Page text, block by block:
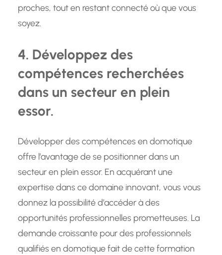
proches, tout en restant connecté où que vous
soyez.
4. Développez des
compétences recherchées
dans un secteur en plein
essor.
Développer des compétences en domotique
offre l’avantage de se positionner dans un
secteur en plein essor. En acquérant une
expertise dans ce domaine innovant, vous vous
donnez la possibilité d’accéder à des
opportunités professionnelles prometteuses. La
demande croissante pour des professionnels
qualifiés en domotique fait de cette formation